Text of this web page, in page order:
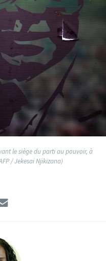
le siège du parti au pouvoir, à
/ Jekesai Njikizana)